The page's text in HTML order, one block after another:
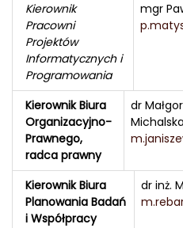
Kierownik
Pracowni
Projektów
Informatycznych i
Programowania
mgr
Kierownik Biura
Organizacyjno-
Prawnego,
radca prawny
dr
Michalska
Kierownik Biura
Planowania Badań
i Współpracy
dr inż.